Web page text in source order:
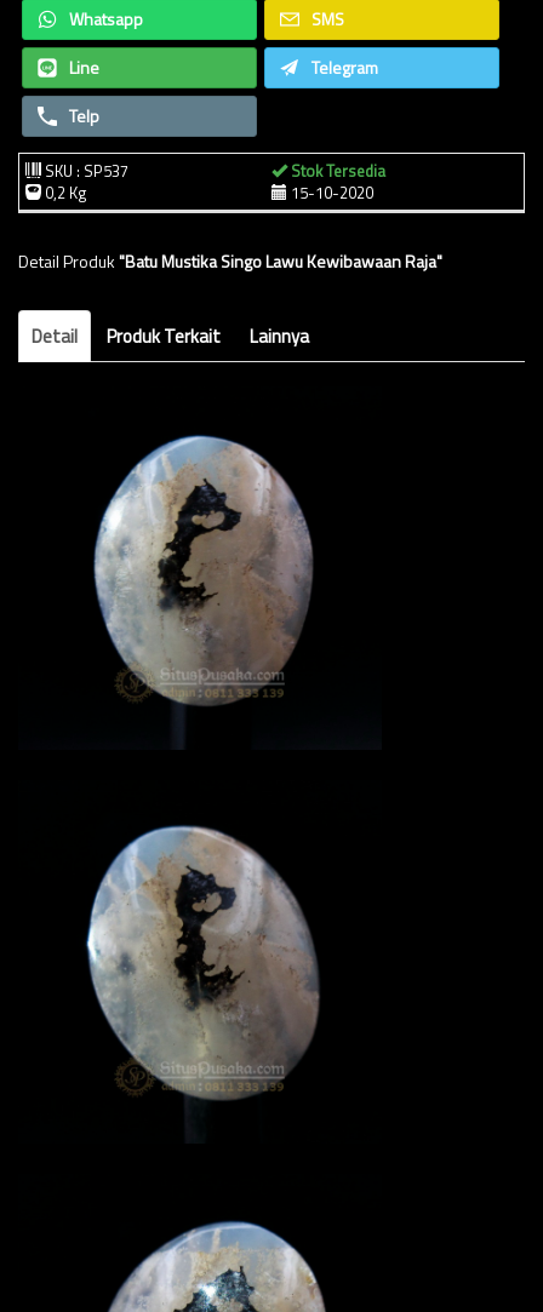
Whatsapp
SMS
Line
Telegram
Telp
SKU : SP537
Stok Tersedia
0,2 Kg
15-10-2020
Detail Produk"Batu Mustika Singo Lawu Kewibawaan Raja"
Detail Produk Terkait Lainnya